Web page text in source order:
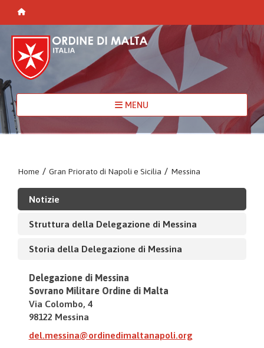
MENU
Home / Gran Priorato di Napoli e Sicilia / Messina
Notizie
Struttura della Delegazione di Messina
Storia della Delegazione di Messina
Delegazione di Messina
Sovrano Militare Ordine di Malta
Via Colombo, 4
98122 Messina
del.messina@ordinedimaltanapoli.org